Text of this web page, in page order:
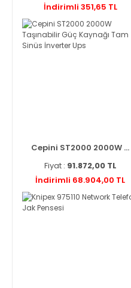
İndirimli 351,65 TL
Cepini ST2000 2000W ...
Fiyat : 91.872,00 TL
İndirimli 68.904,00 TL